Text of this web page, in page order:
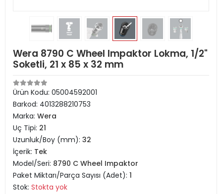
Wera 8790 C Wheel Impaktor Lokma, 1/2"
Soketli, 21 x 85 x 32 mm
Ürün Kodu: 05004592001
Barkod: 4013288210753
Marka: Wera
Uç Tipi: 21
Uzunluk/Boy (mm): 32
İçerik: Tek
Model/Seri: 8790 C Wheel Impaktor
Paket Miktarı/Parça Sayısı (Adet): 1
Stok: Stokta yok